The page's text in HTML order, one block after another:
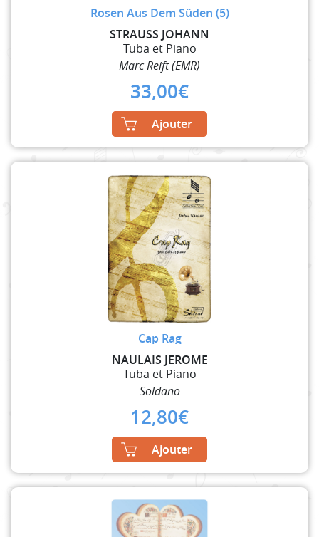
Rosen Aus Dem Süden (5)
STRAUSS JOHANN
Tuba et Piano
Marc Reift (EMR)
33,00€
Ajouter
Cap Rag
NAULAIS JEROME
Tuba et Piano
Soldano
12,80€
Ajouter